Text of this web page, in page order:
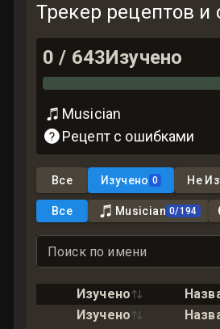
Трекер рецептов и
0 / 643Изучено
Musician
Рецепт с ошибками
Все Изучено 0 Не
Все Musician 0/194
Поиск по имени
Изучено
Изучено